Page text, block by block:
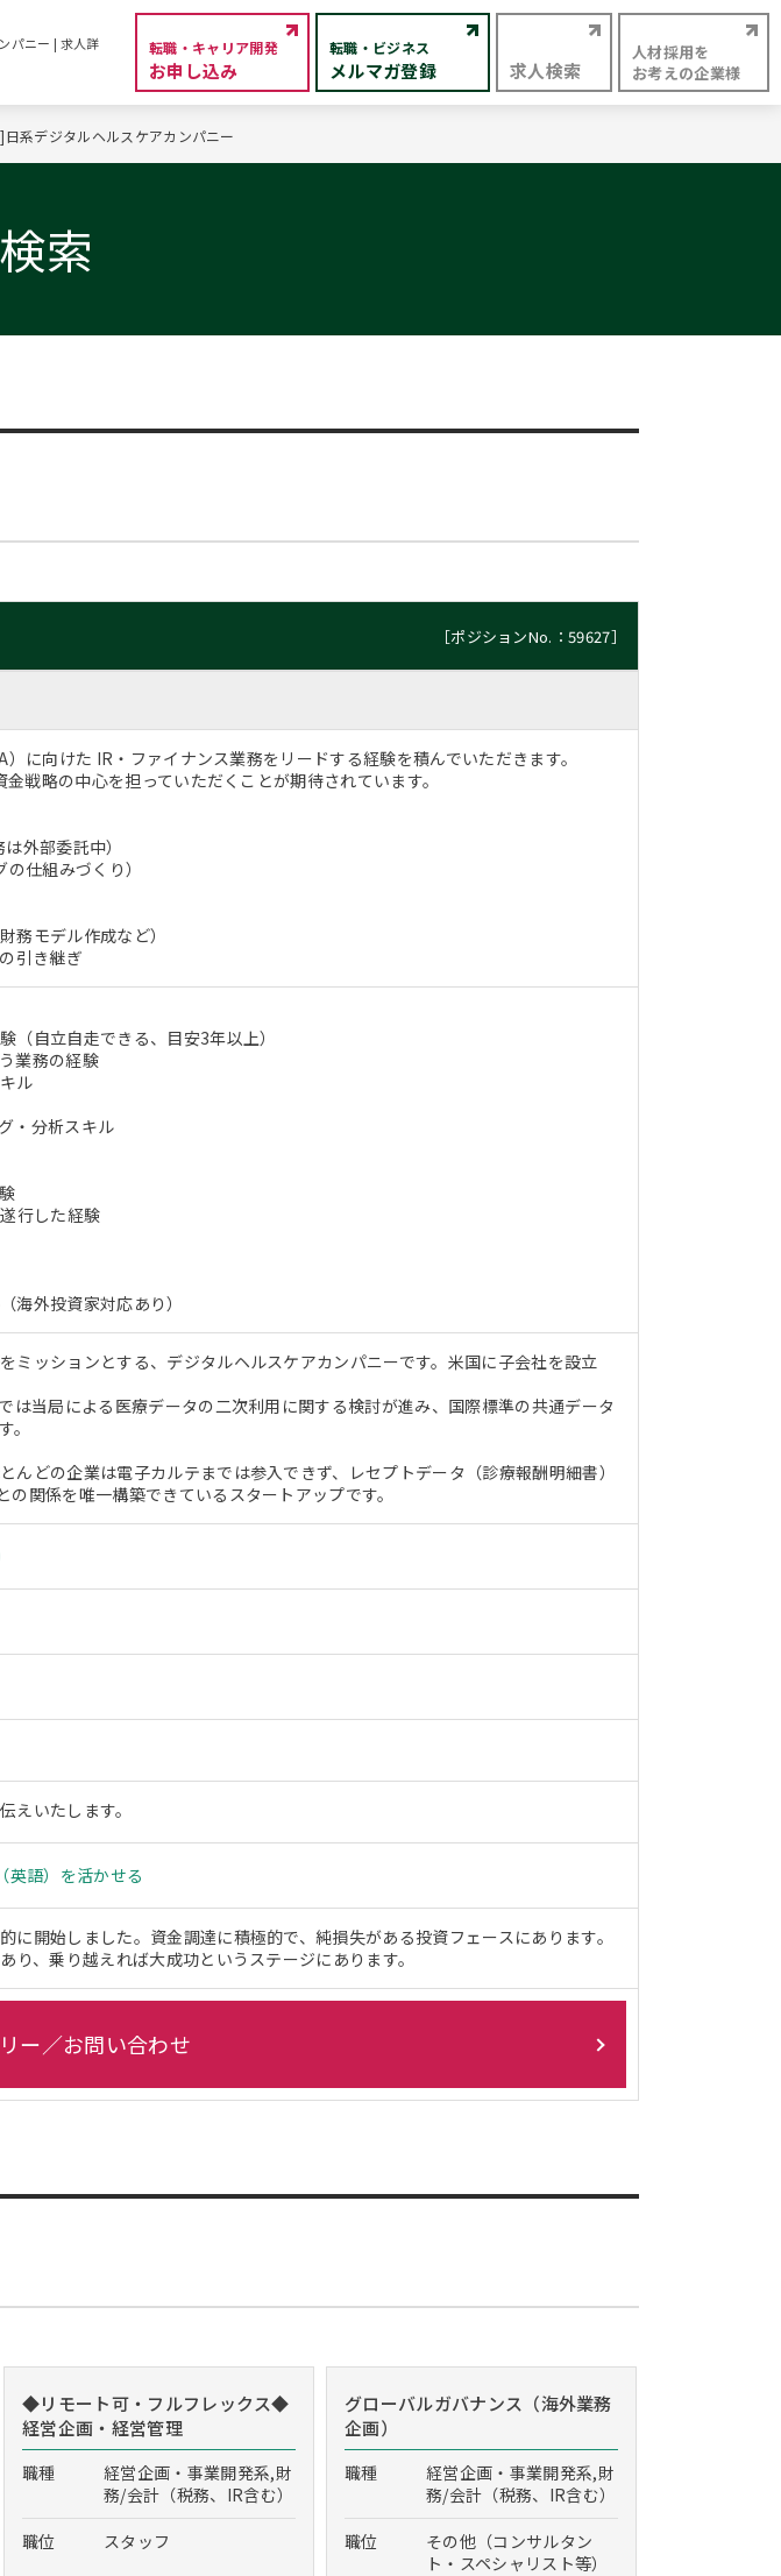
パニー | 求人詳
転職・キャリア開発
お申し込み
転職・ビジネス
メルマガ登録 求人検索
人材採用を
お考えの企業様
系デジタルヘルスケアカンパニー
索
［ポジションNo.：59627］
に向けた IR・ファイナンス業務をリードする経験を積んでいただきます。
戦略の中心を担っていただくことが期待されています。
外部委託中）
仕組みづくり）
務モデル作成など）
引き継ぎ
（自立自走できる、目安3年以上）
業務の経験
ル
・分析スキル
行した経験
海外投資家対応あり）
ミッションとする、デジタルヘルスケアカンパニーです。米国に子会社を設立
は当局による医療データの二次利用に関する検討が進み、国際標準の共通データ
どの企業は電子カルテまでは参入できず、レセプトデータ（診療報酬明細書）
関係を唯一構築できているスタートアップです。
えいたします。
英語）を活かせる
開始しました。資金調達に積極的で、純損失がある投資フェースにあります。
、乗り越えれば大成功というステージにあります。
ー／お問い合わせ
◆リモート可・フルフレックス◆
経営企画・経営管理
職種
経営企画・事業開発系,財
務/会計（税務、IR含む）
職位
スタッフ
グローバルガバナンス（海外業務
企画）
職種
経営企画・事業開発系,財
務/会計（税務、IR含む）
職位
その他（コンサルタン
ト・スペシャリスト等）